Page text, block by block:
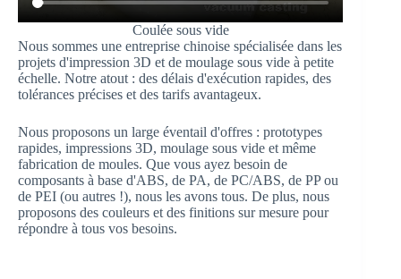
Coulée sous vide
Nous sommes une entreprise chinoise spécialisée dans les
projets d'impression 3D et de moulage sous vide à petite
échelle. Notre atout : des délais d'exécution rapides, des
tolérances précises et des tarifs avantageux.
Nous proposons un large éventail d'offres : prototypes
rapides, impressions 3D, moulage sous vide et même
fabrication de moules. Que vous ayez besoin de
composants à base d'ABS, de PA, de PC/ABS, de PP ou
de PEI (ou autres !), nous les avons tous. De plus, nous
proposons des couleurs et des finitions sur mesure pour
répondre à tous vos besoins.